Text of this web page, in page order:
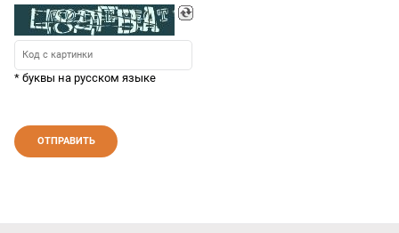
* буквы на русском языке